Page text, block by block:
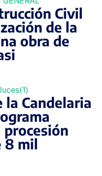
Civil
de la
obra de
la Candelaria
procesión
8 mil